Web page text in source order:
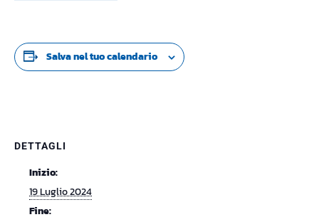
Salva nel tuo calendario
DETTAGLI
Inizio:
19 Luglio 2024
Fine: